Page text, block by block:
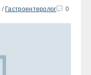
/ Гастроентеролог 0